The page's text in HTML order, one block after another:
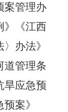
案管理办
》《江西
〉办法》
道管理条
旱应急预
案》